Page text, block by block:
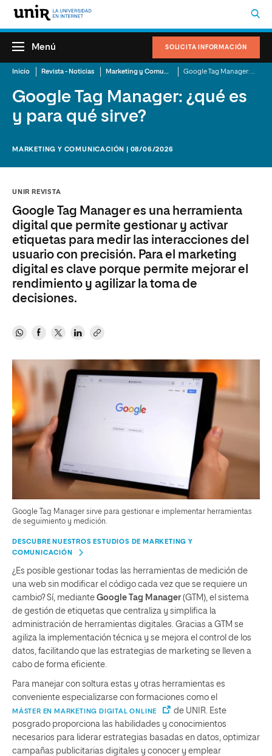
SOLICITA INFORMACIÓN
Menú
Inicio Revista - Noticias Marketing y Comunicación
Google Tag Manager: ¿qué es
y para qué sirve?
MARKETING Y COMUNICACIÓN | 08/06/2026
UNIR REVISTA
Google Tag Manager es una herramienta
digital que permite gestionar y activar
etiquetas para medir las interacciones del
usuario con precisión. Para el marketing
digital es clave porque permite mejorar el
rendimiento y agilizar la toma de
decisiones.
Google Tag Manager sirve para gestionar e implementar herramientas
de seguimiento y medición.
DESCUBRE NUESTROS ESTUDIOS DE MARKETING Y
COMUNICACIÓN
¿Es posible gestionar todas las herramientas de medición de
una web sin modificar el código cada vez que se requiere un
cambio? Sí, mediante Google Tag Manager (GTM), el sistema
de gestión de etiquetas que centraliza y simplifica la
administración de herramientas digitales. Gracias a GTM se
agiliza la implementación técnica y se mejora el control de los
datos, facilitando que las estrategias de marketing se lleven a
cabo de forma eficiente.
Para manejar con soltura estas y otras herramientas es
conveniente especializarse con formaciones como el
MÁSTER EN MARKETING DIGITAL ONLINE
de UNIR. Este
posgrado proporciona las habilidades y conocimientos
necesarios para liderar estrategias basadas en datos, optimizar
campañas publicitarias digitales y conocer y emplear